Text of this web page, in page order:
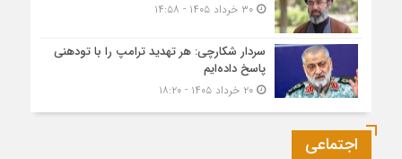
۳۰ خرداد ۱۴۰۵ - ۱۴:۵۸
سردار شکارچی: هر تهدید ترامپ را با تودهنی
پاسخ داده‌ایم
۲۰ خرداد ۱۴۰۵ - ۱۸:۲۰
اجتماعی